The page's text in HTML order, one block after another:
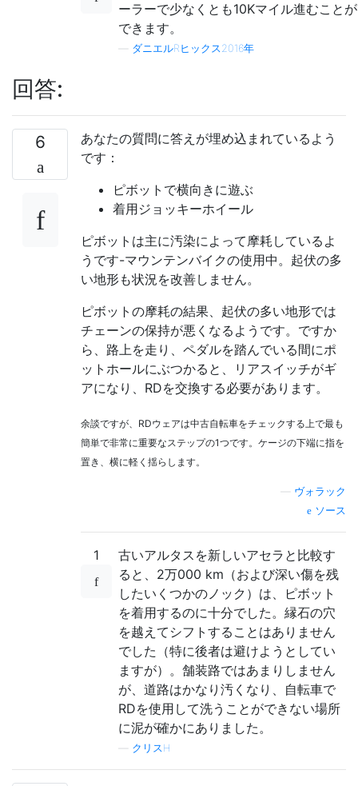
ーラーで少なくとも10Kマイル進むことが
できます。
ダニエルRヒックス2016年
回答:
6
あなたの質問に答えが埋め込まれているよう
です：
ピボットで横向きに遊ぶ
着用ジョッキーホイール
ピボットは主に汚染によって摩耗しているよ
うです-マウンテンバイクの使用中。起伏の多
い地形も状況を改善しません。
ピボットの摩耗の結果、起伏の多い地形では
チェーンの保持が悪くなるようです。ですか
ら、路上を走り、ペダルを踏んでいる間にポ
ットホールにぶつかると、リアスイッチがギ
アになり、RDを交換する必要があります。
余談ですが、RDウェアは中古自転車をチェックする上で最も
簡単で非常に重要なステップの1つです。ケージの下端に指を
置き、横に軽く揺らします。
ヴォラック
ソース
1
古いアルタスを新しいアセラと比較す
ると、2万000 km（および深い傷を残
したいくつかのノック）は、ピボット
を着用するのに十分でした。縁石の穴
を越えてシフトすることはありません
でした（特に後者は避けようとしてい
ますが）。舗装路ではあまりしません
が、道路はかなり汚くなり、自転車で
RDを使用して洗うことができない場所
に泥が確かにありました。
クリスH